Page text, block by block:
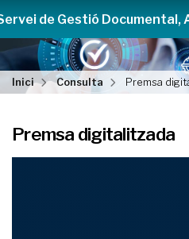
de Gestió Documental,
Inici Consulta Premsa
Premsa digitalitzada